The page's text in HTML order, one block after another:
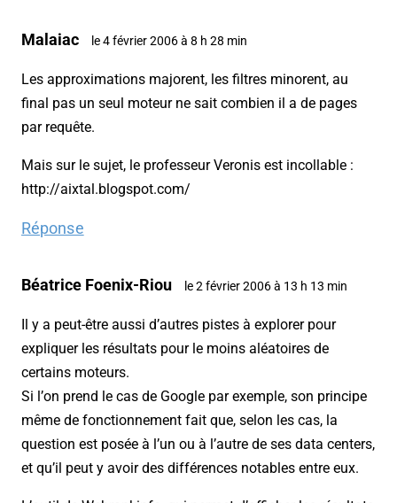
Malaiac le 4 février 2006 à 8 h 28 min
Les approximations majorent, les filtres minorent, au
final pas un seul moteur ne sait combien il a de pages
par requête.
Mais sur le sujet, le professeur Veronis est incollable :
http://aixtal.blogspot.com/
Réponse
Béatrice Foenix-Riou le 2 février 2006 à 13 h 13 min
Il y a peut-être aussi d’autres pistes à explorer pour
expliquer les résultats pour le moins aléatoires de
certains moteurs.
Si l’on prend le cas de Google par exemple, son principe
même de fonctionnement fait que, selon les cas, la
question est posée à l’un ou à l’autre de ses data centers,
et qu’il peut y avoir des différences notables entre eux.